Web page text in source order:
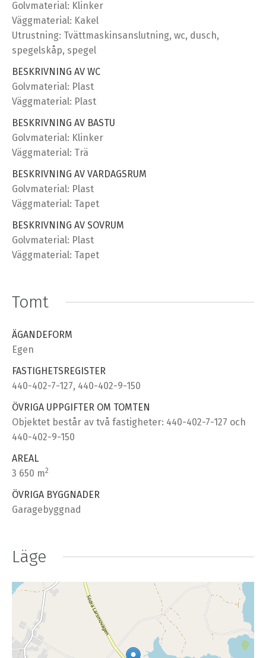
Golvmaterial: Klinker
Väggmaterial: Kakel
Utrustning: Tvättmaskinsanslutning, wc, dusch,
spegelskåp, spegel
BESKRIVNING AV WC
Golvmaterial: Plast
Väggmaterial: Plast
BESKRIVNING AV BASTU
Golvmaterial: Klinker
Väggmaterial: Trä
BESKRIVNING AV VARDAGSRUM
Golvmaterial: Plast
Väggmaterial: Tapet
BESKRIVNING AV SOVRUM
Golvmaterial: Plast
Väggmaterial: Tapet
Tomt
ÄGANDEFORM
Egen
FASTIGHETSREGISTER
440-402-7-127, 440-402-9-150
ÖVRIGA UPPGIFTER OM TOMTEN
Objektet består av två fastigheter: 440-402-7-127 och
440-402-9-150
AREAL
3 650 m2
ÖVRIGA BYGGNADER
Garagebyggnad
Läge